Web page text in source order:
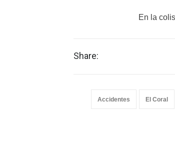
En la
Share:
Accidentes El Coral